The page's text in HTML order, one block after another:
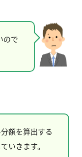
ので
額を算出する
いきます。